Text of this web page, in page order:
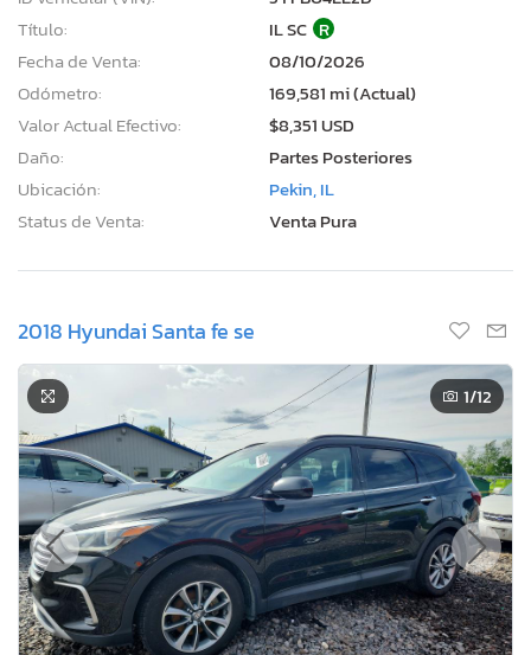
Título:
IL SC R
Fecha de Venta:
08/10/2026
Odómetro:
169,581 mi (Actual)
Valor Actual Efectivo:
$8,351 USD
Daño:
Partes Posteriores
Ubicación:
Pekin, IL
Status de Venta:
Venta Pura
2018 Hyundai Santa fe se
1/12